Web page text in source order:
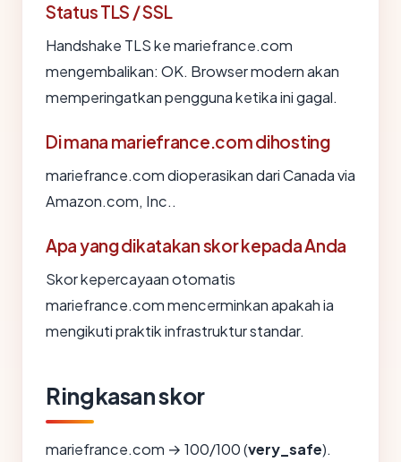
Status TLS / SSL
Handshake TLS ke mariefrance.com
mengembalikan: OK. Browser modern akan
memperingatkan pengguna ketika ini gagal.
Di mana mariefrance.com dihosting
mariefrance.com dioperasikan dari Canada via
Amazon.com, Inc..
Apa yang dikatakan skor kepada Anda
Skor kepercayaan otomatis
mariefrance.com mencerminkan apakah ia
mengikuti praktik infrastruktur standar.
Ringkasan skor
mariefrance.com → 100/100 (very_safe).